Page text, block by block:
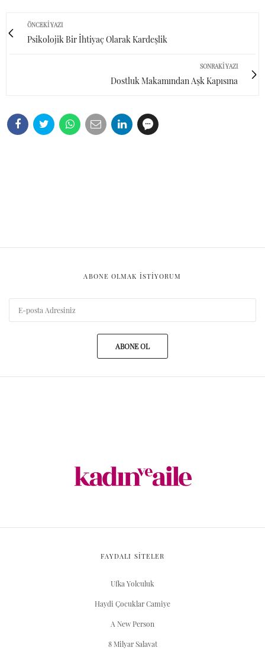
ÖNCEKI YAZI
Psikolojik Bir İhtiyaç Olarak Kardeşlik
SONRAKI YAZI
Dostluk Makamından Aşk Kapısına
ABONE OLMAK ISTIYORUM
ABONE OL
FAYDALI SİTELER
Ufka Yolculuk
Haydi Çocuklar Camiye
A New Person
8 Milyar Salavat